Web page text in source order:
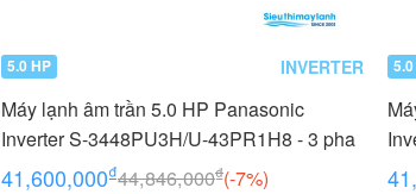
5.0 HP INVERTER
Máy lạnh âm trần 5.0 HP Panasonic
Inverter S-3448PU3H/U-43PR1H8 - 3 pha
41,600,000₫44,846,000₫(-7%)